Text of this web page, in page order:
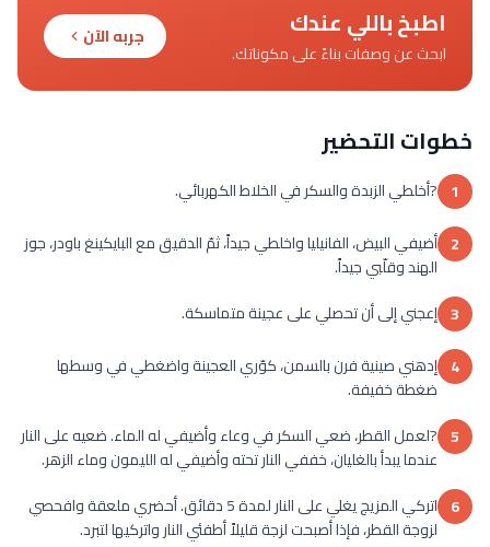
اطبخ باللي عندك
ابحث عن وصفات بناءً على مكوناتك.
جربه الآن
خطوات التحضير
1 ?أخلطي الزبدة والسكر في الخلاط الكهربائي.
2 أضيفي البيض، الفانيليا واخلطي جيداً، ثمّ الدقيق مع البايكينغ باودر، جوز
الهند وقلّبي جيداً.
3 إعجني إلى أن تحصلي على عجينة متماسكة.
4 إدهني صينية فرن بالسمن، كوّري العجينة واضغطي في وسطها
ضغطة خفيفة.
5 ?لعمل القطر، ضعي السكر في وعاء وأضيفي له الماء. ضعيه على النار
عندما يبدأ بالغليان، خففي النار تحته وأضيفي له الليمون وماء الزهر.
6
اتركي المزيج يغلي على النار لمدة 5 دقائق. أحضري ملعقة وافحصي
لزوجة القطر، فإذا أصبحت لزجة قليلاً أطفئي النار واتركيها لتبرد.